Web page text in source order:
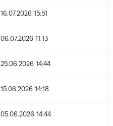
16.07.2026 15:51
06.07.2026 11:13
25.06.2026 14:44
15.06.2026 14:18
05.06.2026 14:44